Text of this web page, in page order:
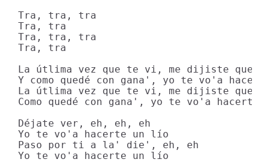
Tra, tra, tra
Tra, tra
Tra, tra, tra
Tra, tra
La útlima vez que te vi, me dijiste que
Y como quedé con gana', yo te vo'a
La útlima vez que te vi, me dijiste que
Como quedé con gana', yo te vo'a hacerte
Déjate ver, eh, eh, eh
Yo te vo'a hacerte un lío
Paso por ti a la' die', eh, eh
Yo te vo'a hacerte un lío